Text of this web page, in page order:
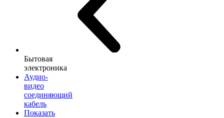
Бытовая
электроника
Аудио-
видео
соединяющий
кабель
Показать